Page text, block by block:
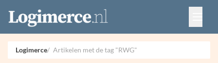
Vacatures
Events
Adverteren
Partners
Logimerce Artikelen met de tag "RWG"